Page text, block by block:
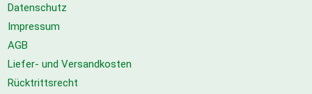
Datenschutz
Impressum
AGB
Liefer- und Versandkosten
Rücktrittsrecht